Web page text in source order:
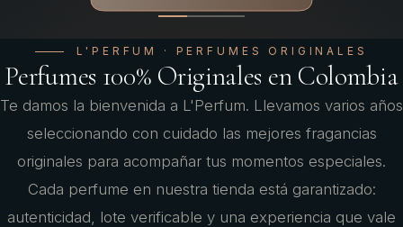
EXPLORAR LA TIENDA
que enamora.
VER FRAGANCIAS ÁRABES
REGALOS QUE SE RECUERDAN
Un perfume
para cada historia
Bestsellers, ediciones limitadas y kits listos para regalar. Envío con
empaque cuidado.
L'PERFUM · PERFUMES ORIGINALES
Perfumes 100% Originales en Colombia
Te damos la bienvenida a L'Perfum. Llevamos varios años
seleccionando con cuidado las mejores fragancias
originales para acompañar tus momentos especiales.
Cada perfume en nuestra tienda está garantizado:
autenticidad, lote verificable y una experiencia que vale